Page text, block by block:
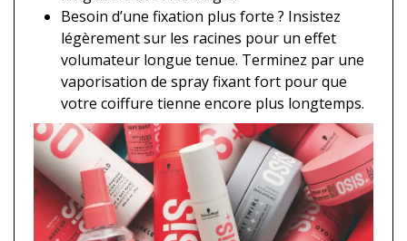
Besoin d’une fixation plus forte ? Insistez
légèrement sur les racines pour un effet
volumateur longue tenue. Terminez par une
vaporisation de spray fixant fort pour que
votre coiffure tienne encore plus longtemps.